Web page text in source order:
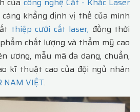
khẳng định vị thế của mình
thiệp cưới cắt laser, đồng thời
chất lượng và thẩm mỹ cao
ương, mẫu mã đa dạng, chuẩn,
kĩ thuật cao của đội ngủ nhân
NAM VIỆT.